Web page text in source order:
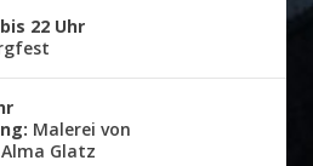
22 Uhr
Malerei von
Glatz